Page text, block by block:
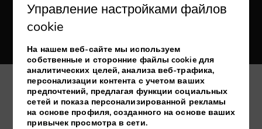
Получайте последние новости и
My booking
Управление настройками файлов
cookie
На нашем веб-сайте мы используем
собственные и сторонние файлы cookie для
аналитических целей, анализа веб-трафика,
персонализации контента с учетом ваших
предпочтений, предлагая функции социальных
сетей и показа персонализированной рекламы
на основе профиля, созданного на основе ваших
привычек просмотра в сети.